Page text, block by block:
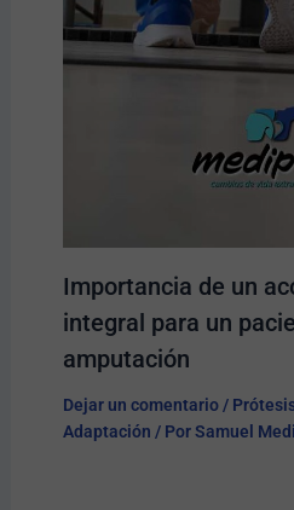
Importancia de un
integral para un
amputación
Dejar un comentario /
Adaptación / PorSamuel